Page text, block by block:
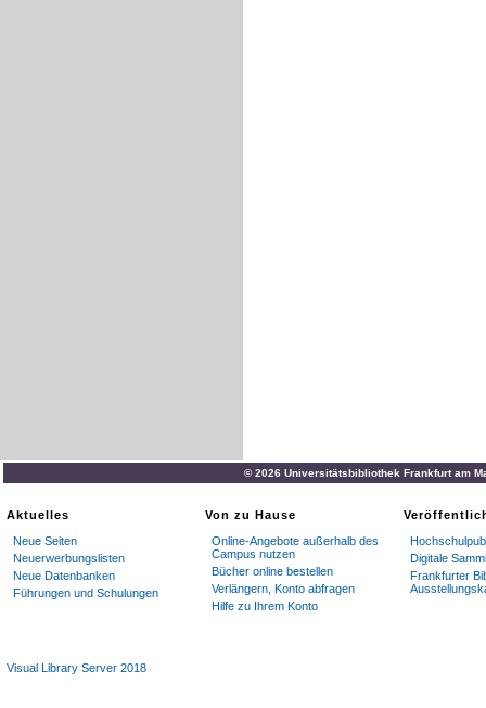
© 2026 Universitätsbibliothek Frankfurt am
Aktuelles
Neue Seiten
Neuerwerbungslisten
Neue Datenbanken
Führungen und Schulungen
Von zu Hause
Online-Angebote außerhalb des
Campus nutzen
Bücher online bestellen
Verlängern, Konto abfragen
Hilfe zu Ihrem Konto
Digitale
Frankfurter
Visual Library Server 2018